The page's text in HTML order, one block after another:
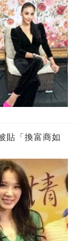
貼「換富商如